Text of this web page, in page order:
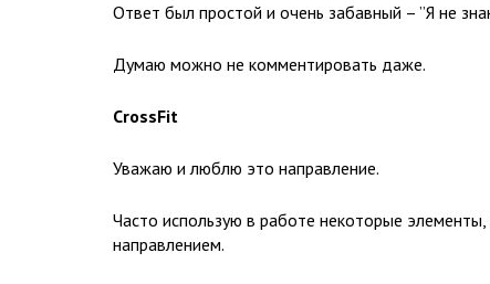
Ответ был простой и очень забавный – ”Я не
Думаю можно не комментировать даже.
CrossFit
Уважаю и люблю это направление.
Часто использую в работе некоторые
направлением.